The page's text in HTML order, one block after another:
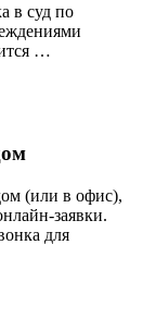
в суд по
…
(или в офис),
заявки.
для